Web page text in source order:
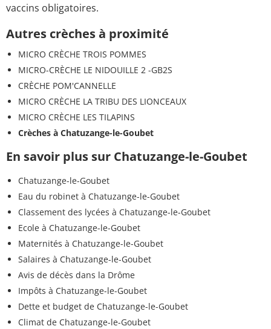
vaccins obligatoires.
Autres crèches à proximité
MICRO CRÈCHE TROIS POMMES
MICRO-CRÈCHE LE NIDOUILLE 2 -GB2S
CRÈCHE POM'CANNELLE
MICRO CRÈCHE LA TRIBU DES LIONCEAUX
MICRO CRÈCHE LES TILAPINS
Crèches à Chatuzange-le-Goubet
En savoir plus sur Chatuzange-le-Goubet
Chatuzange-le-Goubet
Eau du robinet à Chatuzange-le-Goubet
Classement des lycées à Chatuzange-le-Goubet
Ecole à Chatuzange-le-Goubet
Maternités à Chatuzange-le-Goubet
Salaires à Chatuzange-le-Goubet
Avis de décès dans la Drôme
Impôts à Chatuzange-le-Goubet
Dette et budget de Chatuzange-le-Goubet
Climat de Chatuzange-le-Goubet